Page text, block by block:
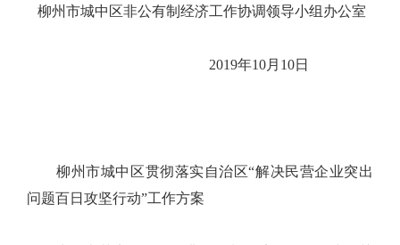
柳州市城中区非公有制经济工作协调领导小组办公室
2019年10月10日
柳州市城中区贯彻落实自治区“解决民营企业突出
问题百日攻坚行动”工作方案